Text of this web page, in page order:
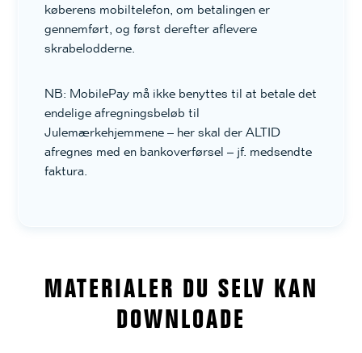
køberens mobiltelefon, om betalingen er
gennemført, og først derefter aflevere
skrabelodderne.
NB: MobilePay må ikke benyttes til at betale det
endelige afregningsbeløb til
Julemærkehjemmene – her skal der ALTID
afregnes med en bankoverførsel – jf. medsendte
faktura.
MATERIALER DU SELV KAN
DOWNLOADE